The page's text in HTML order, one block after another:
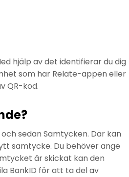
hjälp av det identifierar du dig
som har Relate-appen eller
QR-kod.
sedan Samtycken. Där kan
samtycke. Du behöver ange
är skickat kan den
BankID för att ta del av